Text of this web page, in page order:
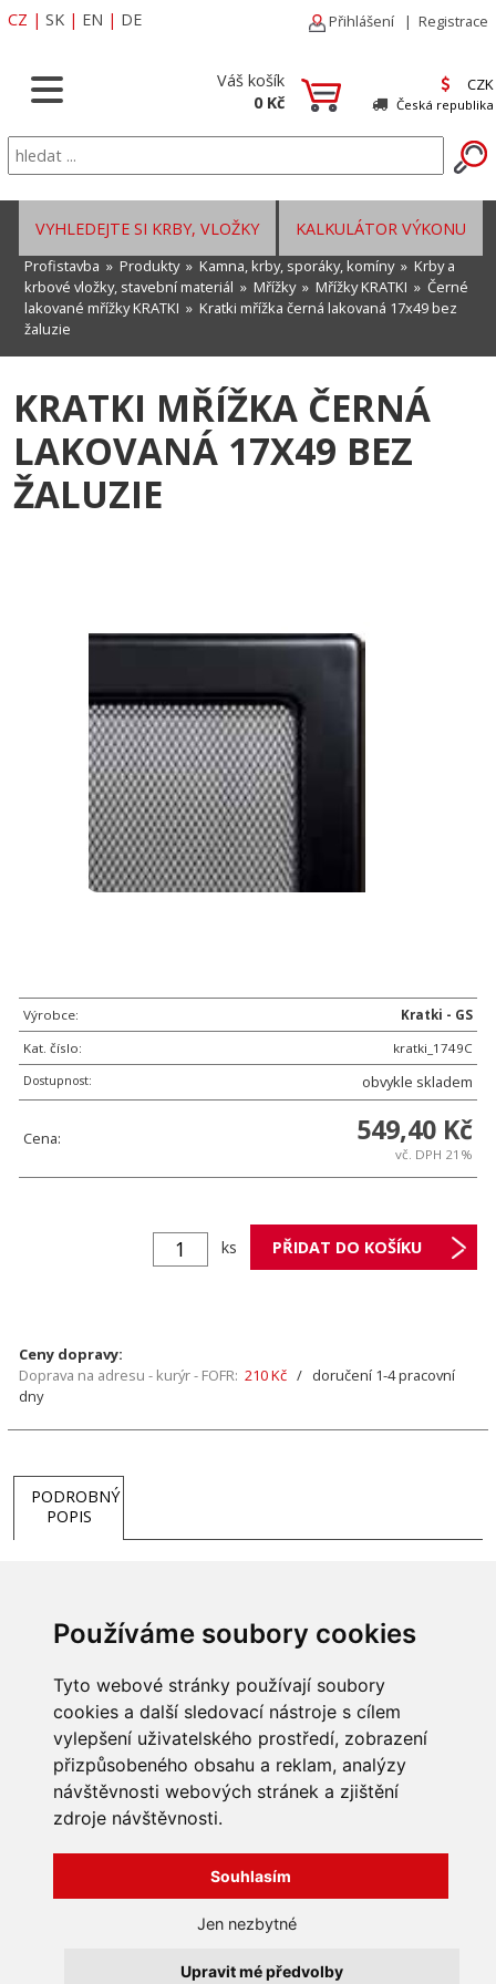
Používáme soubory cookies
Tyto webové stránky používají soubory
cookies a další sledovací nástroje s cílem
vylepšení uživatelského prostředí, zobrazení
přizpůsobeného obsahu a reklam, analýzy
návštěvnosti webových stránek a zjištění
zdroje návštěvnosti.
Souhlasím
Jen nezbytné
Upravit mé předvolby
CZ | SK | EN | DE Přihlášení | Registrace
Váš košík
0 Kč
CZK
Česká republika
KALKULÁTOR VÝKONU
VYHLEDEJTE SI KRBY, VLOŽKY
Profistavba » Produkty» Kamna, krby, sporáky, komíny» Krby a
krbové vložky, stavební materiál » Mřížky» Mřížky KRATKI » Černé
lakované mřížky KRATKI » Kratki mřížka černá lakovaná 17x49 bez
žaluzie
KRATKI MŘÍŽKA ČERNÁ
LAKOVANÁ 17X49 BEZ
ŽALUZIE
Výrobce:
Kratki - GS
Kat. číslo:
kratki_1749C
Dostupnost:
obvykle skladem
Cena: 549,40 Kč
vč. DPH 21%
ks
Ceny dopravy:
Doprava na adresu - kurýr - FOFR: 210 Kč / doručení 1-4 pracovní
dny
PODROBNÝ
POPIS
INFORMACE
Obchodní podmínky
Zpracování a ochrana
osobních údajů
O nás
Všechna práva vyhrazena